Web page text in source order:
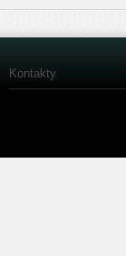
Kontakty